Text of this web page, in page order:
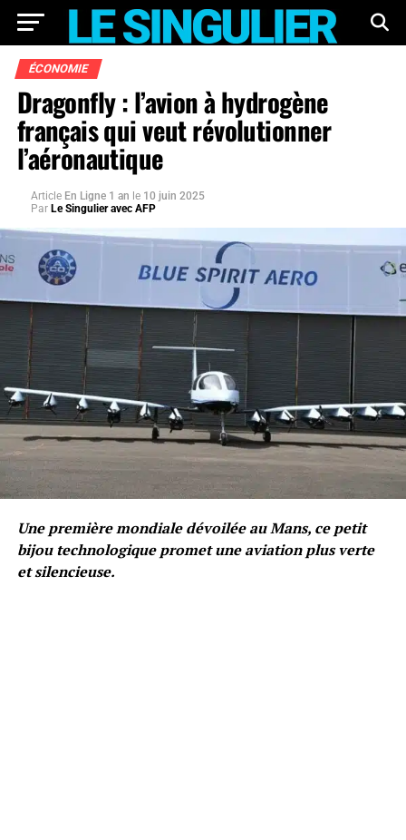
ÉCONOMIE
Dragonfly : l’avion à hydrogène
français qui veut révolutionner
l’aéronautique
Article En Ligne 1 an le 10 juin 2025
Par Le Singulier avec AFP
Une première mondiale dévoilée au Mans, ce petit
bijou technologique promet une aviation plus verte
et silencieuse.